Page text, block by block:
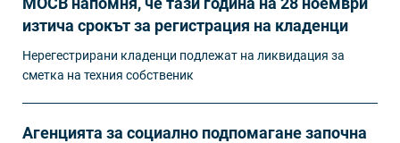
изтича срокът за регистрация на кладенци
Нерегестрирани кладенци подлежат на ликвидация за
сметка на техния собственик
Агенцията за социално подпомагане започна